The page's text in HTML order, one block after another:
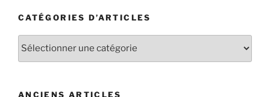
CATÉGORIES D’ARTICLES
Catégories
ANCIENS ARTICLES